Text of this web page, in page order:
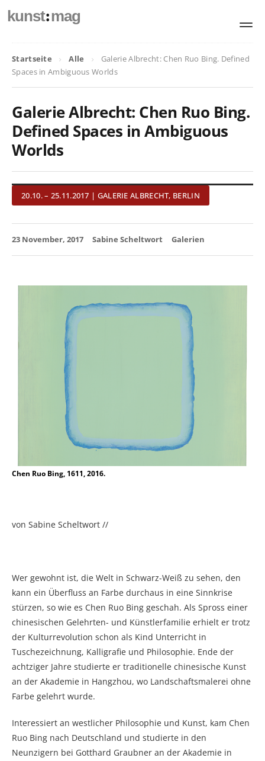
kunst:mag
Startseite Alle
Galerie Albrecht: Chen Ruo Bing. Defined
Spaces in Ambiguous Worlds
Galerie Albrecht: Chen Ruo Bing.
Defined Spaces in Ambiguous
Worlds
20.10. – 25.11.2017 | GALERIE ALBRECHT, BERLIN
23 November, 2017 Sabine Scheltwort Galerien
Chen Ruo Bing, 1611, 2016.
von Sabine Scheltwort //
Wer gewohnt ist, die Welt in Schwarz-Weiß zu sehen, den
kann ein Überfluss an Farbe durchaus in eine Sinnkrise
stürzen, so wie es Chen Ruo Bing geschah. Als Spross einer
chinesischen Gelehrten- und Künstlerfamilie erhielt er trotz
der Kulturrevolution schon als Kind Unterricht in
Tuschezeichnung, Kalligrafie und Philosophie. Ende der
achtziger Jahre studierte er traditionelle chinesische Kunst
an der Akademie in Hangzhou, wo Landschaftsmalerei ohne
Farbe gelehrt wurde.
Interessiert an westlicher Philosophie und Kunst, kam Chen
Ruo Bing nach Deutschland und studierte in den
Neunzigern bei Gotthard Graubner an der Akademie in